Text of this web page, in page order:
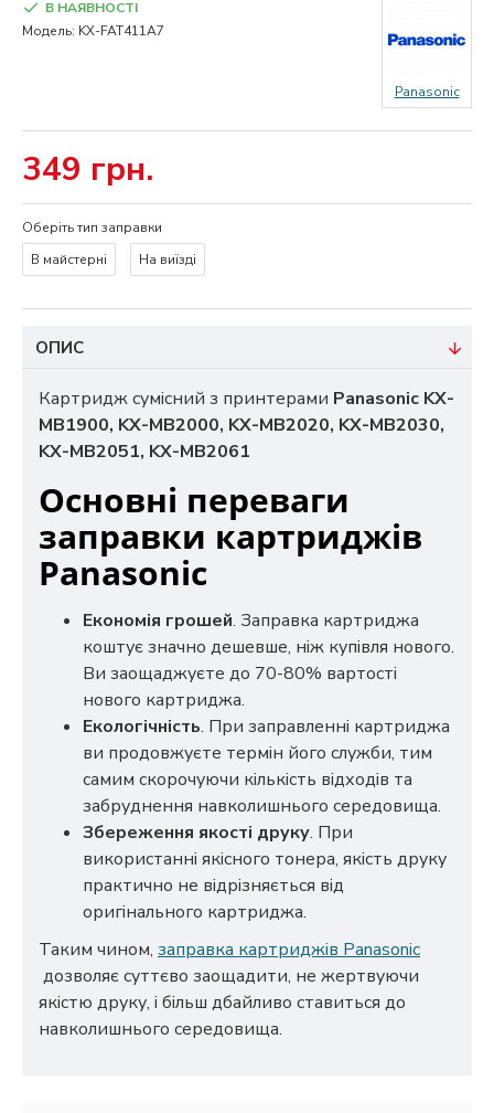
349 грн.
В НАЯВНОСТІ
Модель: KX-FAT411A7
Panasonic
Оберіть тип заправки
В майстерні
На виїзді
ОПИС
Картридж сумісний з принтерами Panasonic KХ-
MB1900, KХ-MВ2000, KХ-MB2020, KХ-MВ2030,
KХ-MВ2051, KХ-MB2061
Основні переваги
заправки картриджів
Panasonic
Економія грошей. Заправка картриджа
коштує значно дешевше, ніж купівля нового.
Ви заощаджуєте до 70-80% вартості
нового картриджа.
Екологічність. При заправленні картриджа
ви продовжуєте термін його служби, тим
самим скорочуючи кількість відходів та
забруднення навколишнього середовища.
Збереження якості друку. При
використанні якісного тонера, якість друку
практично не відрізняється від
оригінального картриджа.
Таким чином, заправка картриджів Panasonic
дозволяє суттєво заощадити, не жертвуючи
якістю друку, і більш дбайливо ставиться до
навколишнього середовища.